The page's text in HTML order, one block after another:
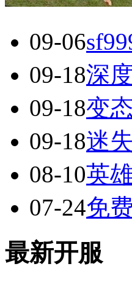
09-06
09-18深
09-18变
09-18迷
08-10英
07-24免
最新开服